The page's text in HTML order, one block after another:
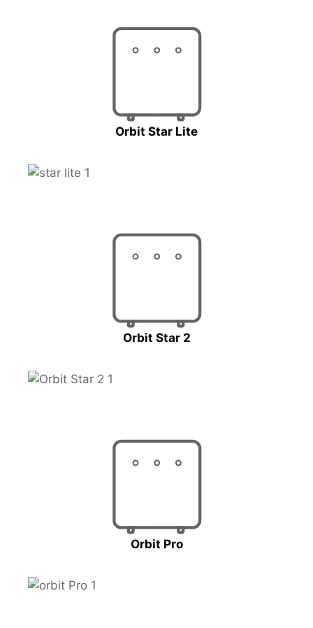
Orbit Star Lite
Orbit Star 2
Orbit Pro